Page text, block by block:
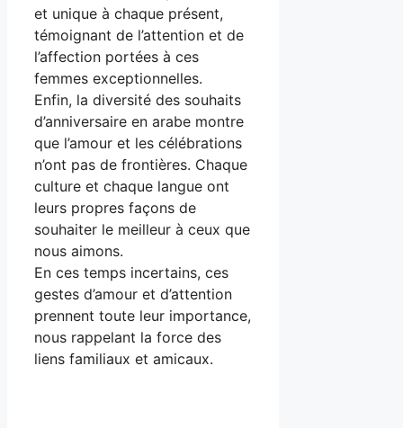
et unique à chaque présent,
témoignant de l’attention et de
l’affection portées à ces
femmes exceptionnelles.
Enfin, la diversité des souhaits
d’anniversaire en arabe montre
que l’amour et les célébrations
n’ont pas de frontières. Chaque
culture et chaque langue ont
leurs propres façons de
souhaiter le meilleur à ceux que
nous aimons.
En ces temps incertains, ces
gestes d’amour et d’attention
prennent toute leur importance,
nous rappelant la force des
liens familiaux et amicaux.